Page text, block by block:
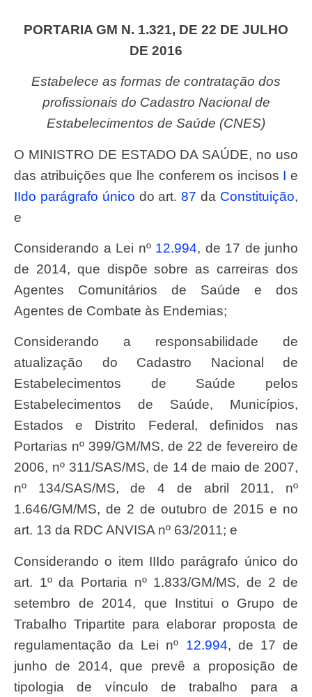
PORTARIA GM N. 1.321, DE 22 DE JULHO
DE 2016
Estabelece as formas de contratação dos
profissionais do Cadastro Nacional de
Estabelecimentos de Saúde (CNES)
O MINISTRO DE ESTADO DA SAÚDE, no uso
das atribuições que lhe conferem os incisos I e
IIdo parágrafo único do art.87 da Constituição,
e
Considerando a Lei nº 12.994, de 17 de junho
de 2014, que dispõe sobre as carreiras dos
Agentes Comunitários de Saúde e dos
Agentes de Combate às Endemias;
Considerando a responsabilidade de
atualização do Cadastro Nacional de
Estabelecimentos de Saúde pelos
Estabelecimentos de Saúde, Municípios,
Estados e Distrito Federal, definidos nas
Portarias nº 399/GM/MS, de 22 de fevereiro de
2006, nº 311/SAS/MS, de 14 de maio de 2007,
nº 134/SAS/MS, de 4 de abril 2011, nº
1.646/GM/MS, de 2 de outubro de 2015 e no
art. 13 da RDC ANVISA nº 63/2011; e
Considerando o item IIIdo parágrafo único do
art. 1º da Portaria nº 1.833/GM/MS, de 2 de
setembro de 2014, que Institui o Grupo de
Trabalho Tripartite para elaborar proposta de
regulamentação da Lei nº 12.994, de 17 de
junho de 2014, que prevê a proposição de
tipologia de vínculo de trabalho para a